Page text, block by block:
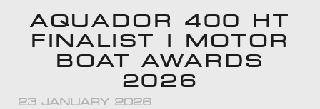
AQUADOR 400 HT
FINALIST I MOTOR
BOAT AWARDS
2026
23 JANUARY 2026